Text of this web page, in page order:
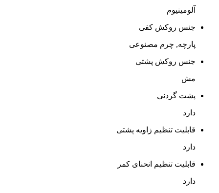
آلومینیوم
جنس روکش کفی
پارچه, چرم مصنوعی
جنس روکش پشتی
مش
پشت گردنی
دارد
قابلیت تنظیم زاویه پشتی
دارد
قابلیت تنظیم انحنای کمر
دارد